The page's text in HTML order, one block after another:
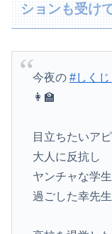
ションも受け
今夜の #しくじ
👩‍🏫
目立ちたいア
大人に反抗し
ヤンチャな学
過ごした幸先